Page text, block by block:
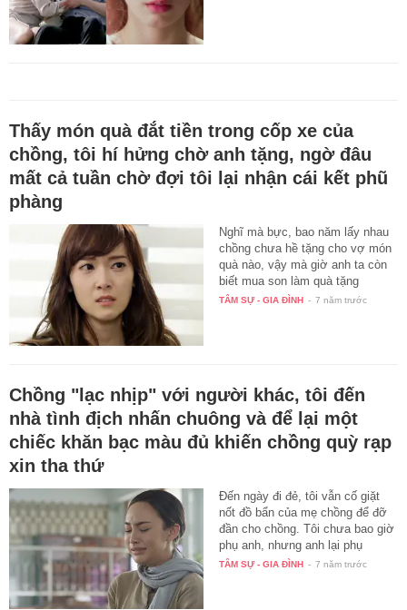
Thấy món quà đắt tiền trong cốp xe của
chồng, tôi hí hửng chờ anh tặng, ngờ đâu
mất cả tuần chờ đợi tôi lại nhận cái kết phũ
phàng
Nghĩ mà bực, bao năm lấy nhau
chồng chưa hề tặng cho vợ món
quà nào, vậy mà giờ anh ta còn
biết mua son làm quà tặng
người…
TÂM SỰ - GIA ĐÌNH - 7 năm trước
Chồng "lạc nhịp" với người khác, tôi đến
nhà tình địch nhấn chuông và để lại một
chiếc khăn bạc màu đủ khiến chồng quỳ rạp
xin tha thứ
Đến ngày đi đẻ, tôi vẫn cố giặt
nốt đồ bẩn của mẹ chồng để đỡ
đần cho chồng. Tôi chưa bao giờ
phụ anh, nhưng anh lại phụ
lòng…
TÂM SỰ - GIA ĐÌNH - 7 năm trước